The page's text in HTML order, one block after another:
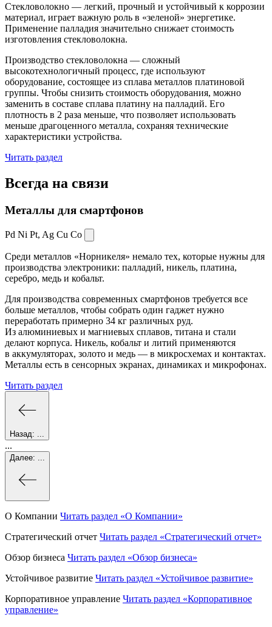
Стекловолокно — легкий, прочный и устойчивый к коррозии
материал, играет важную роль в «зеленой» энергетике.
Применение палладия значительно снижает стоимость
изготовления стекловолокна.
Производство стекловолокна — сложный
высокотехнологичный процесс, где используют
оборудование, состоящее из сплава металлов платиновой
группы. Чтобы снизить стоимость оборудования, можно
заменить в составе сплава платину на палладий. Его
плотность в 2 раза меньше, что позволяет использовать
меньше драгоценного металла, сохраняя технические
характеристики устройства.
Читать раздел
Всегда на связи
Металлы для смартфонов
Pd Ni Pt, Ag Cu Co
Среди металлов «Норникеля» немало тех, которые нужны для
производства электроники: палладий, никель, платина,
серебро, медь и кобальт.
Для производства современных смартфонов требуется все
больше металлов, чтобы собрать один гаджет нужно
переработать примерно 34 кг различных руд.
Из алюминиевых и магниевых сплавов, титана и стали
делают корпуса. Никель, кобальт и литий применяются
в аккумуляторах, золото и медь — в микросхемах и контактах.
Металлы есть в сенсорных экранах, динамиках и микрофонах.
Читать раздел
Назад:
...
Далее:
О Компании Читать раздел «О Компании»
Стратегический отчет Читать раздел «Стратегический отчет»
Обзор бизнеса Читать раздел «Обзор бизнеса»
Устойчивое развитие Читать раздел «Устойчивое развитие»
Корпоративное управление Читать раздел «Корпоративное
управление»